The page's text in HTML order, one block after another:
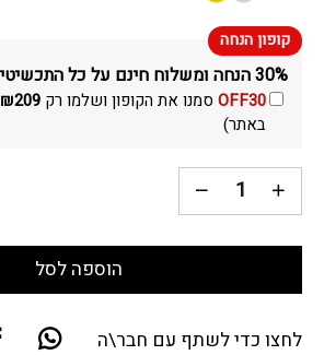
30% הנחה ומשלוח חינם על כל התכשיטים באתר!
OFF30 סמנו את הקופון ושלמו רק ₪209
באתר)
הוספה לסל
לחצו כדי לשתף עם חבר\ה